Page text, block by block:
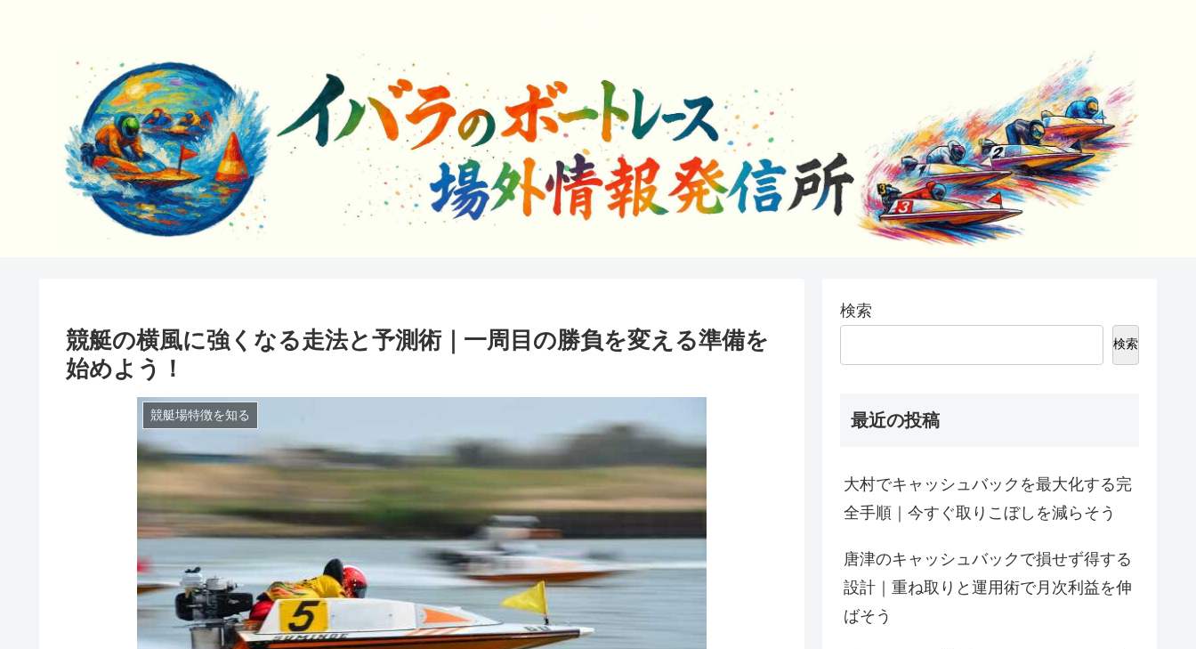
競艇の横風に強くなる走法と予測術｜一周目の勝負を変える準備を
始めよう！
競艇場特徴を知る
検索
検索
最近の投稿
大村でキャッシュバックを最大化する完
全手順｜今すぐ取りこぼしを減らそう
唐津のキャッシュバックで損せず得する
設計｜重ね取りと運用術で月次利益を伸
ばそう